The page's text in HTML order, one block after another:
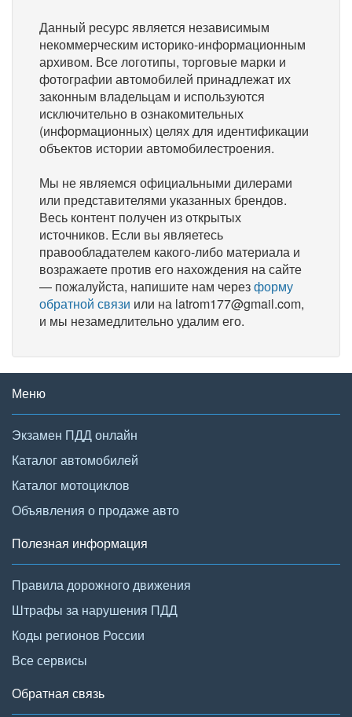
Данный ресурс является независимым
некоммерческим историко-информационным
архивом. Все логотипы, торговые марки и
фотографии автомобилей принадлежат их
законным владельцам и используются
исключительно в ознакомительных
(информационных) целях для идентификации
объектов истории автомобилестроения.
Мы не являемся официальными дилерами
или представителями указанных брендов.
Весь контент получен из открытых
источников. Если вы являетесь
правообладателем какого-либо материала и
возражаете против его нахождения на сайте
— пожалуйста, напишите нам черезформу
обратной связи или на latrom177@gmail.com,
и мы незамедлительно удалим его.
Меню
Экзамен ПДД онлайн
Каталог автомобилей
Каталог мотоциклов
Объявления о продаже авто
Полезная информация
Правила дорожного движения
Штрафы за нарушения ПДД
Коды регионов России
Все сервисы
Обратная связь